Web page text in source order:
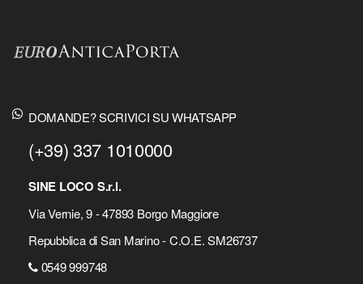
DOMANDE? SCRIVICI SU WHATSAPP
(+39) 337 1010000
SINE LOCO S.r.l.
Via Vernie, 9 - 47893 Borgo Maggiore
Repubblica di San Marino - C.O.E. SM26737
0549 999748